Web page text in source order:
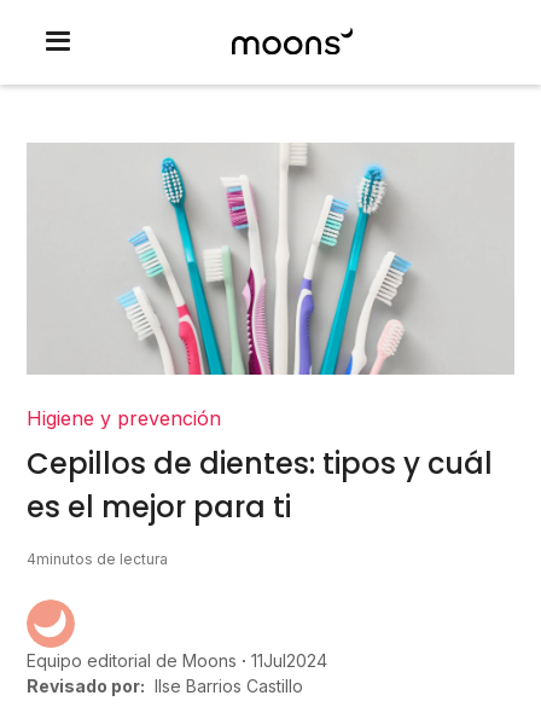
Higiene y prevención
Cepillos de dientes: tipos y cuál
es el mejor para ti
4minutos de lectura
Equipo editorial de Moons 11Jul2024
Revisado por: Ilse Barrios Castillo